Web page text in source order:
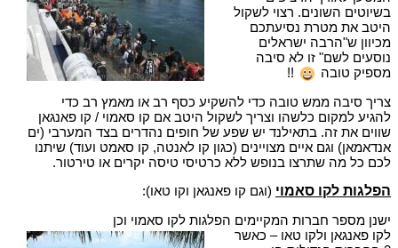
בשיוטים השונים. רצוי לשקול
היטב את מטרת נסיעתכם
מכיוון ש"הרבה ישראלים
נוסעים לשם" זו לא סיבה
מספיק טובה
!!
צריך סיבה ממש טובה כדי להשקיע כסף רב או מאמץ רב כדי
להגיע למקום כלשהו וצריך לשקול היטב אם קו סאמוי / קו פאנגאן
שווים את זה. בתאילנד יש שפע של חופים נהדרים בצד המערבי (ים
אנדאמאן) וגם איים מצויינים (כגון קו לאנטה, קו סאמט ועוד) שיתנו
לכם כל מה שתרצו בנופש ללא כרטיסי טיסה יקרים או טירטור.
הפלגות לקו סאמוי (וגם קו פאנגאן וקו טאו):
ישנן מספר חברות המקיימים הפלגות לקו סאמוי וכן
לקו פאנגאן ולקו טאו – כאשר